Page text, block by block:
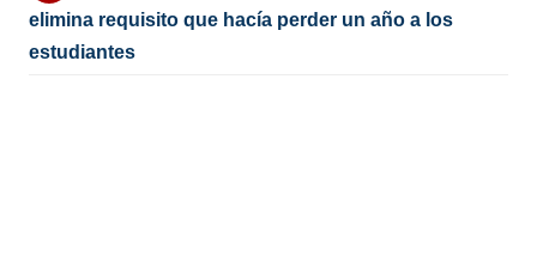
elimina requisito que hacía perder un año a los
estudiantes